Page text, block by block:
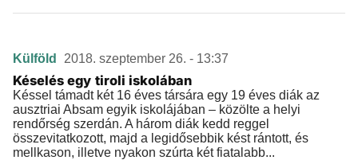
Külföld 2018. szeptember 26. - 13:37
Késelés egy tiroli iskolában
Késsel támadt két 16 éves társára egy 19 éves diák az
ausztriai Absam egyik iskolájában – közölte a helyi
rendőrség szerdán. A három diák kedd reggel
összevitatkozott, majd a legidősebbik kést rántott, és
mellkason, illetve nyakon szúrta két fiatalabb...